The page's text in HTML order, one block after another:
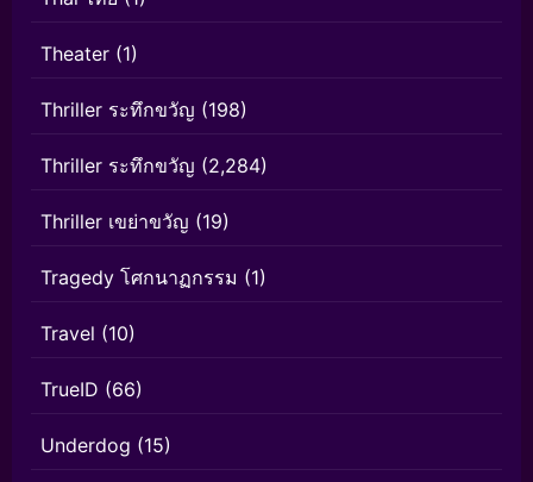
Theater (1)
Thriller ระทึกขวัญ (198)
Thriller ระทึกขวัญ (2,284)
Thriller เขย่าขวัญ (19)
Tragedy โศกนาฏกรรม (1)
Travel (10)
TrueID (66)
Underdog (15)